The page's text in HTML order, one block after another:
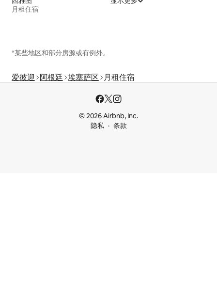
月租住宿
*某些地区和部分房源或有例外。
爱彼迎 阿根廷 埃塞萨区 月租住宿
© 2026 Airbnb, Inc.
隐私
条款